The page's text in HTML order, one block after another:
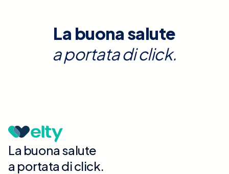
La buona salute
a portata di click.
La buona salute
a portata di click.